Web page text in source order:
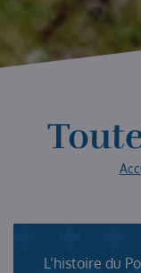
L’histoire du